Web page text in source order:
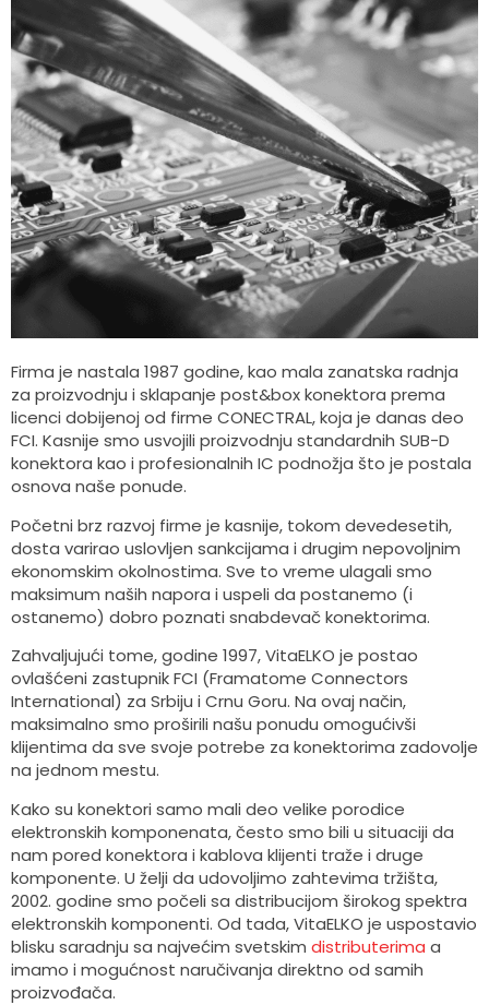
Firma je nastala 1987 godine, kao mala zanatska radnja
za proizvodnju i sklapanje post&box konektora prema
licenci dobijenoj od firme CONECTRAL, koja je danas deo
FCI. Kasnije smo usvojili proizvodnju standardnih SUB-D
konektora kao i profesionalnih IC podnožja što je postala
osnova naše ponude.
Početni brz razvoj firme je kasnije, tokom devedesetih,
dosta varirao uslovljen sankcijama i drugim nepovoljnim
ekonomskim okolnostima. Sve to vreme ulagali smo
maksimum naših napora i uspeli da postanemo (i
ostanemo) dobro poznati snabdevač konektorima.
Zahvaljujući tome, godine 1997, VitaELKO je postao
ovlašćeni zastupnik FCI (Framatome Connectors
International) za Srbiju i Crnu Goru. Na ovaj način,
maksimalno smo proširili našu ponudu omogućivši
klijentima da sve svoje potrebe za konektorima zadovolje
na jednom mestu.
Kako su konektori samo mali deo velike porodice
elektronskih komponenata, često smo bili u situaciji da
nam pored konektora i kablova klijenti traže i druge
komponente. U želji da udovoljimo zahtevima tržišta,
2002. godine smo počeli sa distribucijom širokog spektra
elektronskih komponenti. Od tada, VitaELKO je uspostavio
blisku saradnju sa najvećim svetskim distributerima a
imamo i mogućnost naručivanja direktno od samih
proizvođača.